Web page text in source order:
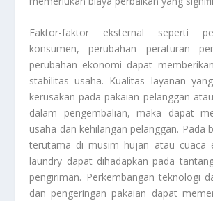
Faktor-faktor eksternal seperti
konsumen, perubahan peraturan
perubahan ekonomi dapat
stabilitas usaha. Kualitas layanan
kerusakan pada pakaian pelanggan
dalam pengembalian, maka dapat
usaha dan kehilangan pelanggan. Pada
terutama di musim hujan atau cuaca
laundry dapat dihadapkan pada
pengiriman. Perkembangan teknologi
dan pengeringan pakaian dapat